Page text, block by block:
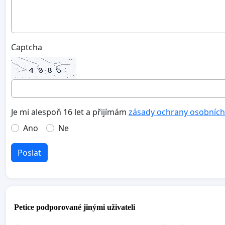
Captcha
Je mi alespoň 16 let a přijímám zásady ochrany
Ano
Ne
Poslat
Petice podporované jinými uživateli